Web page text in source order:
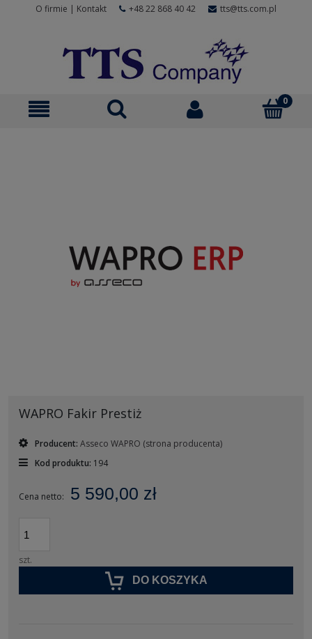
O firmie | Kontakt +48 22 868 40 42 tts@tts.com.pl
WAPRO Fakir Prestiż
Producent: Asseco WAPRO (strona producenta)
Kod produktu: 194
Cena netto: 5 590,00 zł
szt.
DO KOSZYKA